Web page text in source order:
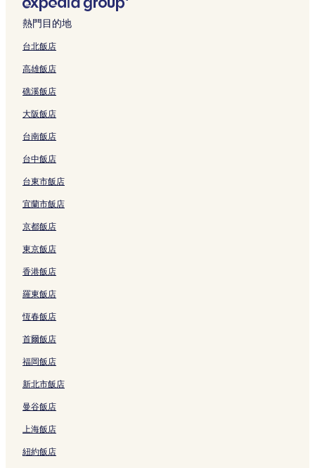
結
r
e
的
連
的
連
結
h
R
e
s
r
的
連
結
結
結
&
B
的
連
s
e
的
連
L
i
n
e
u
e
u
m
的
結
熱門目的地
台北飯店
高雄飯店
礁溪飯店
大阪飯店
台南飯店
台中飯店
台東市飯店
宜蘭市飯店
京都飯店
東京飯店
香港飯店
羅東飯店
恆春飯店
首爾飯店
福岡飯店
新北市飯店
曼谷飯店
上海飯店
紐約飯店